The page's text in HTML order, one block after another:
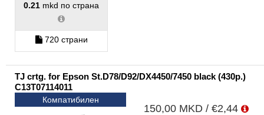
0.21 mkd по страна
720 страни
TJ crtg. for Epson St.D78/D92/DX4450/7450 black (430p.)
C13T07114011
Компатибилен
150,00 MKD / €2,44